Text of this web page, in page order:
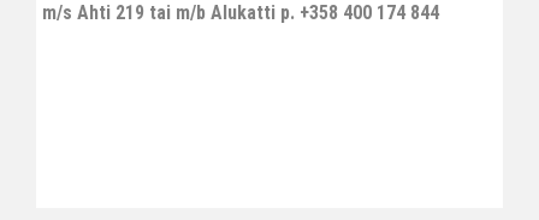
m/s Ahti 219 tai m/b Alukatti p. +358 400 174 844